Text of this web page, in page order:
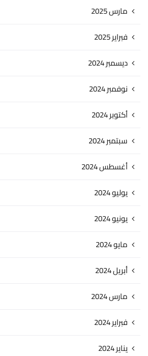
مارس 2025
فبراير 2025
ديسمبر 2024
نوفمبر 2024
أكتوبر 2024
سبتمبر 2024
أغسطس 2024
يوليو 2024
يونيو 2024
مايو 2024
أبريل 2024
مارس 2024
فبراير 2024
يناير 2024